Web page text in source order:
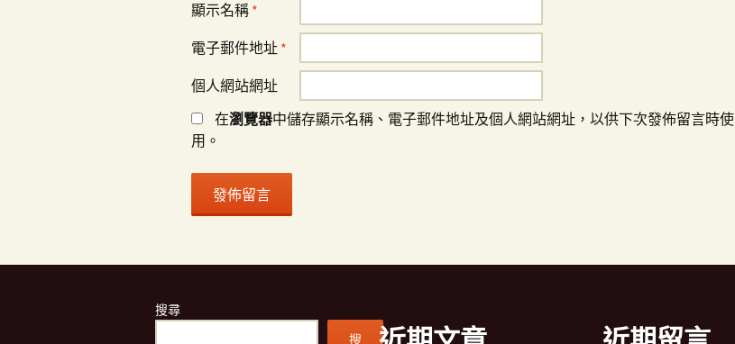
顯示名稱 *
電子郵件地址 *
個人網站網址
在瀏覽器中儲存顯示名稱、電子郵件地址及個人網站網址，以供下次發佈留言時使
用。
搜尋
搜